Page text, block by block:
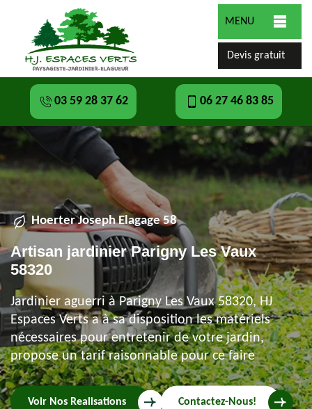
MENU
Devis gratuit
03 59 28 37 62 06 27 46 83 85
Hoerter Joseph Elagage 58
Artisan jardinier Parigny Les Vaux
58320
Jardinier aguerri à Parigny Les Vaux 58320, HJ
Espaces Verts a à sa disposition les matériels
nécessaires pour entretenir de votre jardin,
propose un tarif raisonnable pour ce faire
Voir Nos Realisations Contactez-Nous!